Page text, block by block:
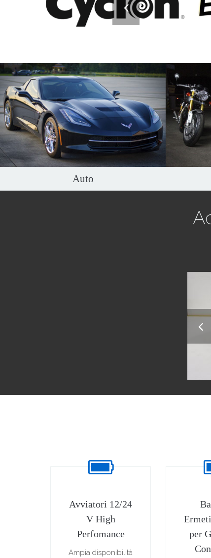
Auto
Moto
Batterie avviamento per l’intero parco moto esistente
sul pianeta.
Scopri di più
Grazie alla
Avviatori 12/24
V High
Perfomance
Ampia disponibilità
per